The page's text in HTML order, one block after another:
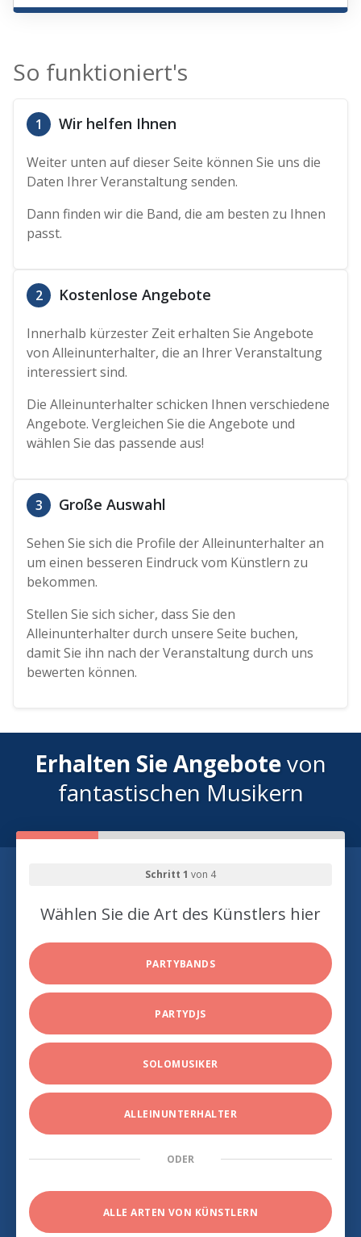
So funktioniert's
1 Wir helfen Ihnen
Weiter unten auf dieser Seite können Sie uns die
Daten Ihrer Veranstaltung senden.
Dann finden wir die Band, die am besten zu Ihnen
passt.
2 Kostenlose Angebote
Innerhalb kürzester Zeit erhalten Sie Angebote
von Alleinunterhalter, die an Ihrer Veranstaltung
interessiert sind.
Die Alleinunterhalter schicken Ihnen verschiedene
Angebote. Vergleichen Sie die Angebote und
wählen Sie das passende aus!
3 Große Auswahl
Sehen Sie sich die Profile der Alleinunterhalter an
um einen besseren Eindruck vom Künstlern zu
bekommen.
Stellen Sie sich sicher, dass Sie den
Alleinunterhalter durch unsere Seite buchen,
damit Sie ihn nach der Veranstaltung durch uns
bewerten können.
Erhalten Sie Angebotevon
fantastischen Musikern
Schritt 1 von 4
Wählen Sie die Art des Künstlers hier
PARTYBANDS
PARTYDJS
SOLOMUSIKER
ALLEINUNTERHALTER
ODER
ALLE ARTEN VON KÜNSTLERN